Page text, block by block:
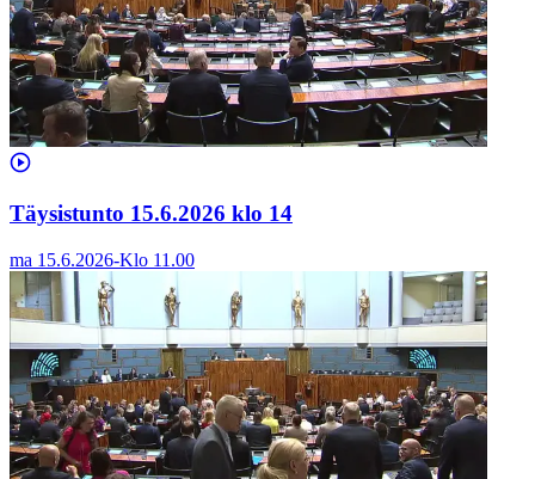
Täysistunto 15.6.2026 klo 14
ma 15.6.2026-Klo 11.00